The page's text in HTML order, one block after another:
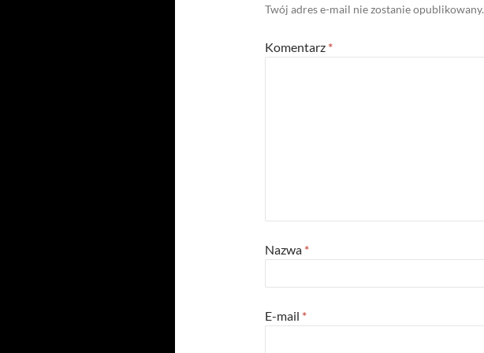
Twój adres e-mail nie zostanie opublikowany.
Komentarz *
Nazwa *
E-mail *